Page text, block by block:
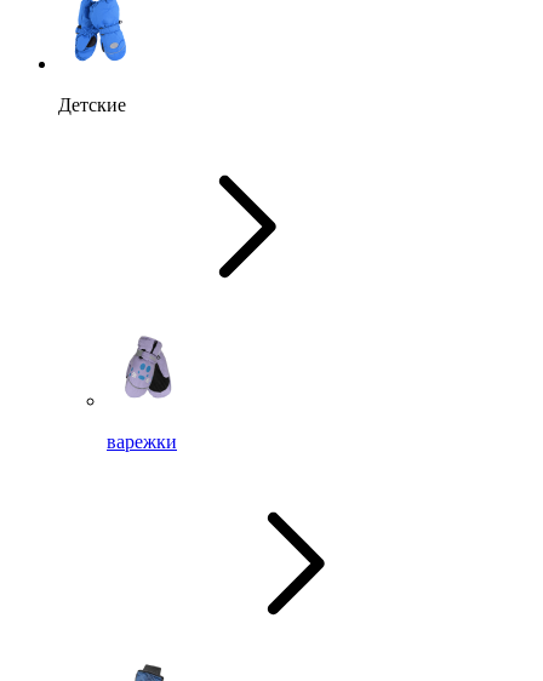
Детские
варежки